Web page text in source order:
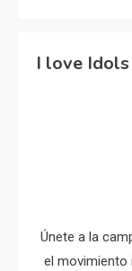
I love Idols
Únete a la
el movimiento